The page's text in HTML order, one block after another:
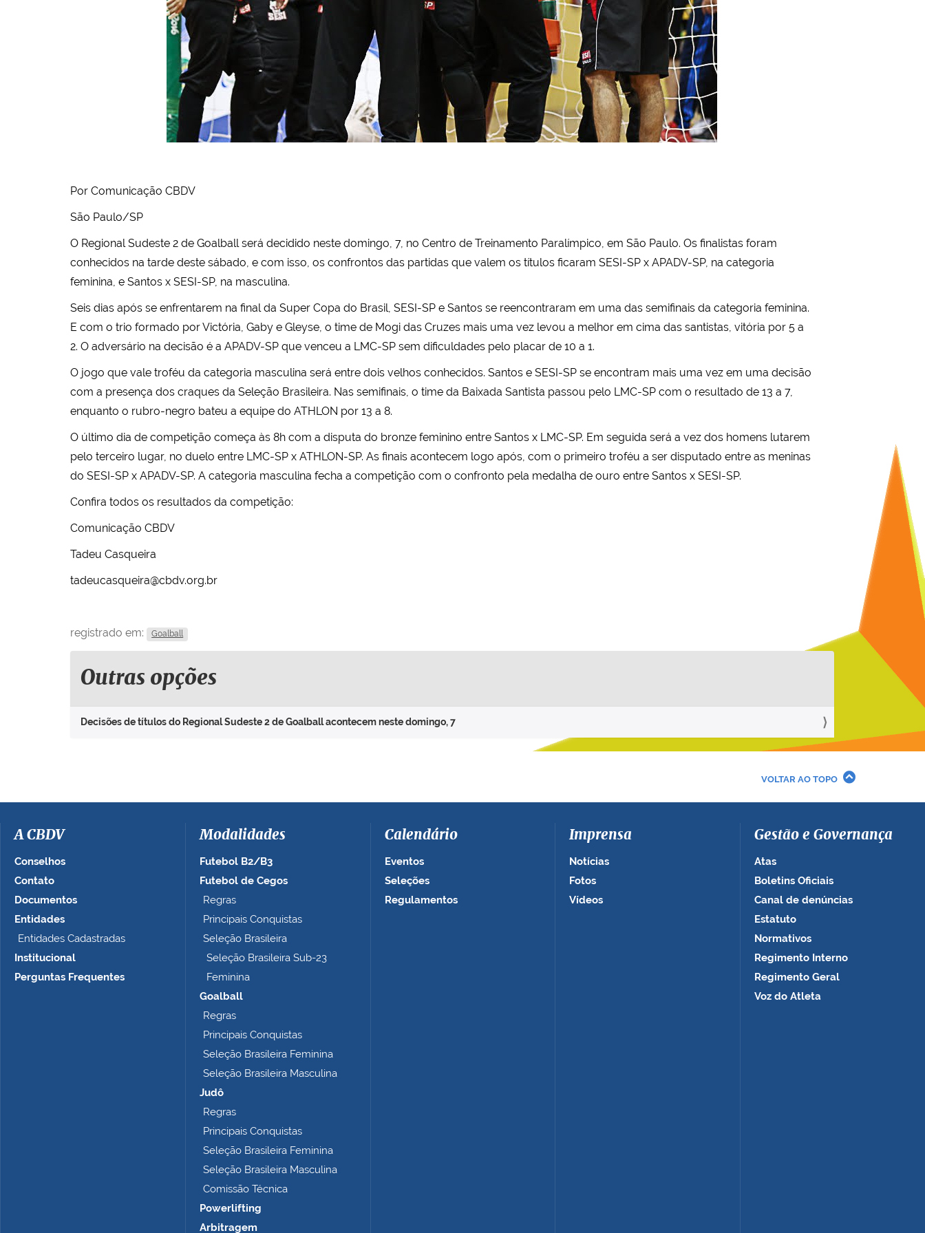
Por Comunicação CBDV
São Paulo/SP
O Regional Sudeste 2 de Goalball será decidido neste domingo, 7, no Centro de Treinamento Paralímpico, em São Paulo. Os finalistas foram
conhecidos na tarde deste sábado, e com isso, os confrontos das partidas que valem os títulos ficaram SESI-SP x APADV-SP, na categoria
feminina, e Santos x SESI-SP, na masculina.
Seis dias após se enfrentarem na final da Super Copa do Brasil, SESI-SP e Santos se reencontraram em uma das semifinais da categoria feminina.
E com o trio formado por Victória, Gaby e Gleyse, o time de Mogi das Cruzes mais uma vez levou a melhor em cima das santistas, vitória por 5 a
2. O adversário na decisão é a APADV-SP que venceu a LMC-SP sem dificuldades pelo placar de 10 a 1.
O jogo que vale troféu da categoria masculina será entre dois velhos conhecidos. Santos e SESI-SP se encontram mais uma vez em uma decisão
com a presença dos craques da Seleção Brasileira. Nas semifinais, o time da Baixada Santista passou pelo LMC-SP com o resultado de 13 a 7,
enquanto o rubro-negro bateu a equipe do ATHLON por 13 a 8.
O último dia de competição começa às 8h com a disputa do bronze feminino entre Santos x LMC-SP. Em seguida será a vez dos homens lutarem
pelo terceiro lugar, no duelo entre LMC-SP x ATHLON-SP. As finais acontecem logo após, com o primeiro troféu a ser disputado entre as meninas
do SESI-SP x APADV-SP. A categoria masculina fecha a competição com o confronto pela medalha de ouro entre Santos x SESI-SP.
Confira todos os resultados da competição:
Comunicação CBDV
Tadeu Casqueira
tadeucasqueira@cbdv.org.br
registrado em: Goalball
Outras opções
Decisões de títulos do Regional Sudeste 2 de Goalball acontecem neste domingo, 7
VOLTAR AO TOPO
A CBDV
Conselhos
Contato
Documentos
Entidades
Entidades Cadastradas
Institucional
Perguntas Frequentes
Modalidades
Futebol B2/B3
Futebol de Cegos
Regras
Principais Conquistas
Seleção Brasileira
Seleção Brasileira Sub-23
Feminina
Goalball
Regras
Principais Conquistas
Seleção Brasileira Feminina
Seleção Brasileira Masculina
Judô
Regras
Principais Conquistas
Seleção Brasileira Feminina
Seleção Brasileira Masculina
Comissão Técnica
Powerlifting
Arbitragem
Calendário
Eventos
Seleções
Regulamentos
Imprensa
Notícias
Fotos
Vídeos
Gestão e Governança
Atas
Boletins Oficiais
Canal de denúncias
Estatuto
Normativos
Regimento Interno
Regimento Geral
Voz do Atleta